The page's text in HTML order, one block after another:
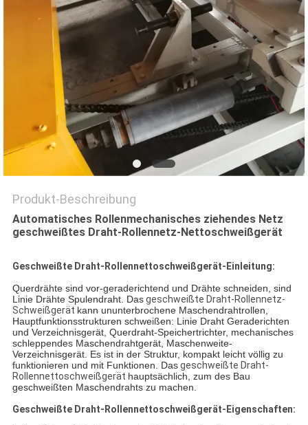
SITEMAP
PRIVACY
POLICY
Produkt-Beschreibung
Automatisches Rollenmechanisches ziehendes Netz
geschweißtes Draht-Rollennetz-Nettoschweißgerät
Geschweißte Draht-Rollennettoschweißgerät-Einleitung:
Querdrähte sind vor-geraderichtend und Drähte schneiden, sind
Linie Drähte Spulendraht. Dasgeschweißte Draht-Rollennetz-
Schweißgerät kann ununterbrochene Maschendrahtrollen,
Hauptfunktionsstrukturen schweißen: Linie Draht Geraderichten
und Verzeichnisgerät, Querdraht-Speichertrichter, mechanisches
schleppendes Maschendrahtgerät, Maschenweite-
Verzeichnisgerät. Es ist in der Struktur, kompakt leicht völlig zu
funktionieren und mit Funktionen. Dasgeschweißte Draht-
Rollennettoschweißgerät hauptsächlich, zum des Bau
geschweißten Maschendrahts zu machen.
Geschweißte Draht-Rollennettoschweißgerät-Eigenschaften: